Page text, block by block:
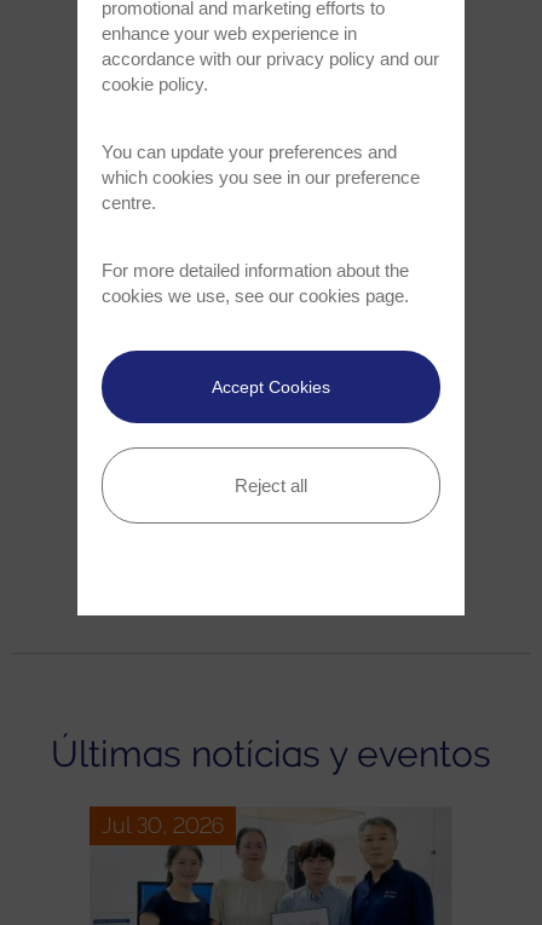
ParticleScout – Análisis e
identificación de partículas
Más información
TrueSurface – Imagen Raman
Últimas notícias y eventos
Jul 30, 2026
promotional and marketing efforts to
enhance your web experience in
accordance with our privacy policy and our
cookie policy.
You can update your preferences and
which cookies you see in our preference
centre.
For more detailed information about the
cookies we use, see our cookies page.
Accept Cookies
Reject all